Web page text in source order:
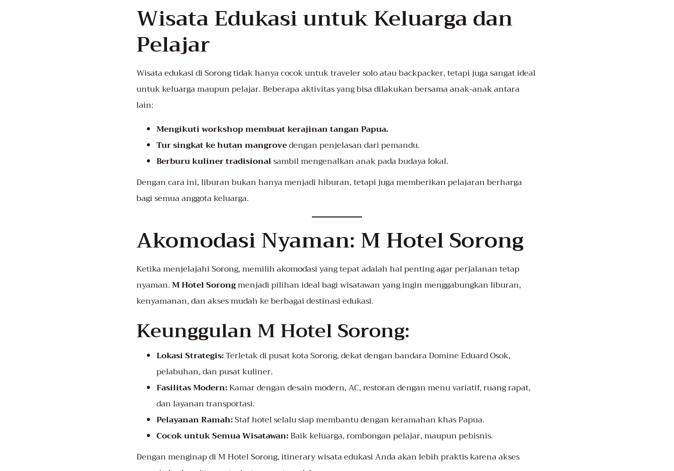
Wisata Edukasi untuk Keluarga dan
Pelajar
Wisata edukasi di Sorong tidak hanya cocok untuk traveler solo atau backpacker, tetapi juga sangat ideal
untuk keluarga maupun pelajar. Beberapa aktivitas yang bisa dilakukan bersama anak-anak antara
lain:
Mengikuti workshop membuat kerajinan tangan Papua.
Tur singkat ke hutan mangrovedengan penjelasan dari pemandu.
Berburu kuliner tradisionalsambil mengenalkan anak pada budaya lokal.
Dengan cara ini, liburan bukan hanya menjadi hiburan, tetapi juga memberikan pelajaran berharga
bagi semua anggota keluarga.
Akomodasi Nyaman: M Hotel Sorong
Ketika menjelajahi Sorong, memilih akomodasi yang tepat adalah hal penting agar perjalanan tetap
nyaman.M Hotel Sorongmenjadi pilihan ideal bagi wisatawan yang ingin menggabungkan liburan,
kenyamanan, dan akses mudah ke berbagai destinasi edukasi.
Keunggulan M Hotel Sorong:
Lokasi Strategis:Terletak di pusat kota Sorong, dekat dengan bandara Domine Eduard Osok,
pelabuhan, dan pusat kuliner.
Fasilitas Modern:Kamar dengan desain modern, AC, restoran dengan menu variatif, ruang rapat,
dan layanan transportasi.
Pelayanan Ramah:Staf hotel selalu siap membantu dengan keramahan khas Papua.
Cocok untuk Semua Wisatawan:Baik keluarga, rombongan pelajar, maupun pebisnis.
Dengan menginap di M Hotel Sorong, itinerary wisata edukasi Anda akan lebih praktis karena akses